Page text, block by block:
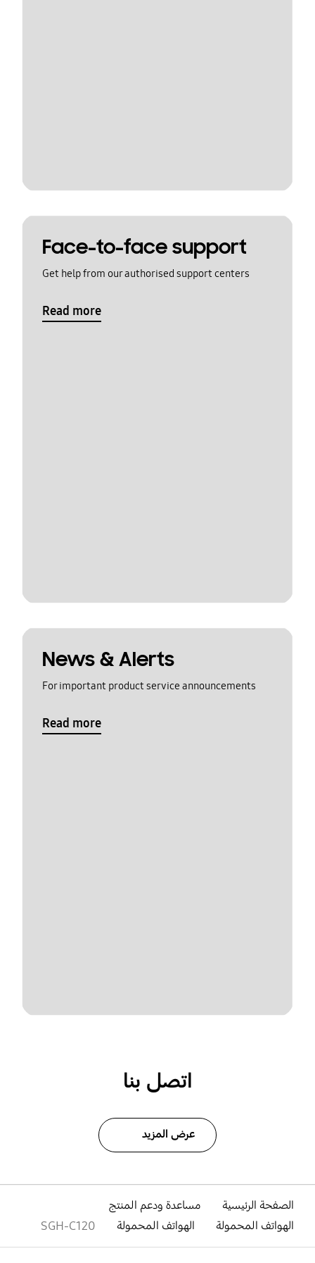
Face-to-face support
Get help from our authorised support centers
Read more
News & Alerts
For important product service announcements
Read more
اتصل بنا
عرض المزيد
الصفحة الرئيسية
مساعدة ودعم المنتج
الهواتف المحمولة
الهواتف المحمولة SGH-C120